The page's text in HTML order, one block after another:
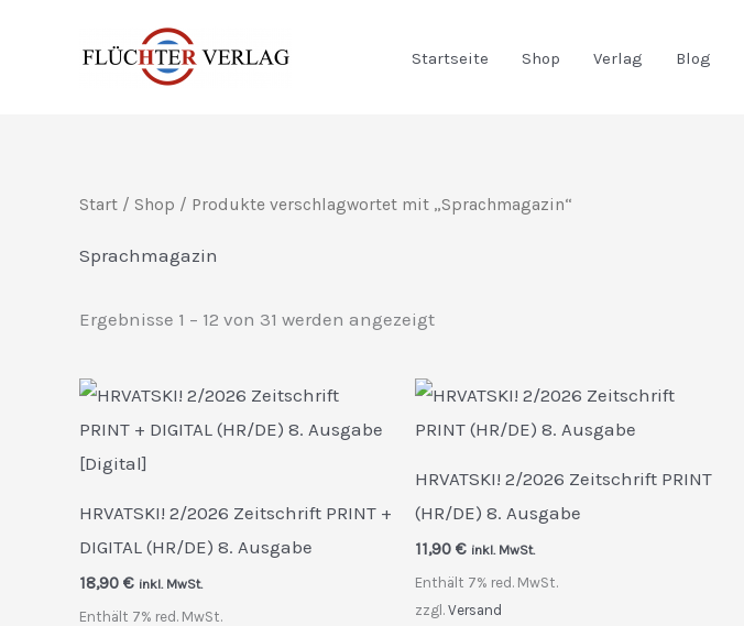
Startseite Shop Verlag Blog
Start / Shop / Produkte verschlagwortet mit „Sprachmagazin“
Sprachmagazin
Ergebnisse 1 – 12 von 31 werden angezeigtNach
HRVATSKI! 2/2026 Zeitschrift PRINT +
DIGITAL (HR/DE) 8. Ausgabe
18,90 € inkl. MwSt.
Enthält 7% red. MwSt.
HRVATSKI! 2/2026 Zeitschrift PRINT
(HR/DE) 8. Ausgabe
11,90 € inkl. MwSt.
Enthält 7% red. MwSt.
zzgl. Versand